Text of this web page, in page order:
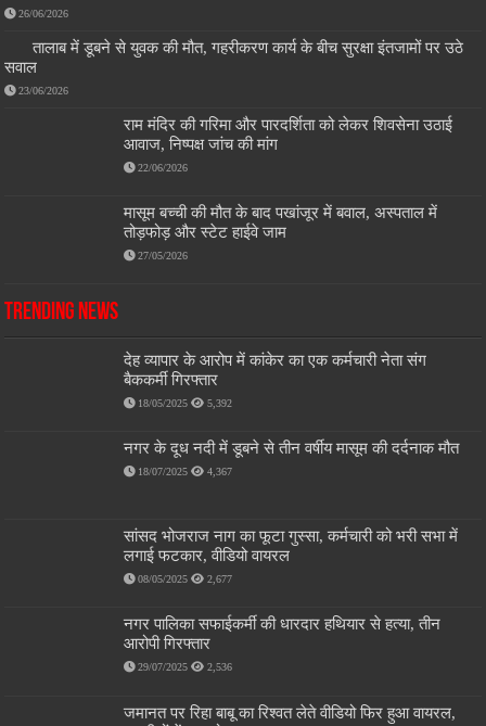
26/06/2026
तालाब में डूबने से युवक की मौत, गहरीकरण कार्य के बीच सुरक्षा इंतजामों पर उठे
सवाल
23/06/2026
राम मंदिर की गरिमा और पारदर्शिता को लेकर शिवसेना उठाई
आवाज, निष्पक्ष जांच की मांग
22/06/2026
मासूम बच्ची की मौत के बाद पखांजूर में बवाल, अस्पताल में
तोड़फोड़ और स्टेट हाईवे जाम
27/05/2026
Trending News
देह व्यापार के आरोप में कांकेर का एक कर्मचारी नेता संग
बैककर्मी गिरफ्तार
18/05/2025 5,392
नगर के दूध नदी में डूबने से तीन वर्षीय मासूम की दर्दनाक मौत
18/07/2025 4,367
सांसद भोजराज नाग का फूटा गुस्सा, कर्मचारी को भरी सभा में
लगाई फटकार, वीडियो वायरल
08/05/2025 2,677
नगर पालिका सफाईकर्मी की धारदार हथियार से हत्या, तीन
आरोपी गिरफ्तार
29/07/2025 2,536
जमानत पर रिहा बाबू का रिश्वत लेते वीडियो फिर हुआ वायरल,